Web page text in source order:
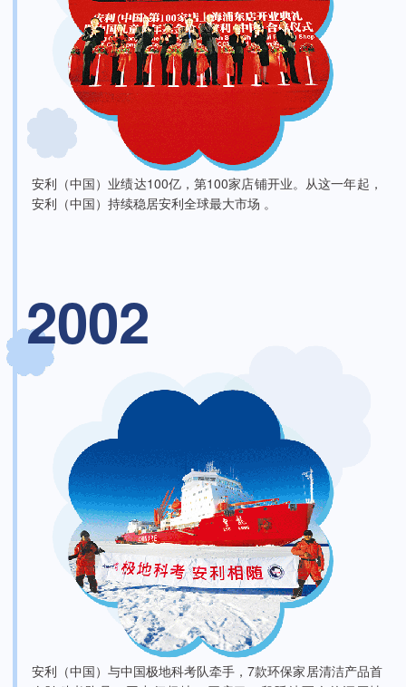
安利（中国）业绩达100亿，第100家店铺开业。从这一年起，
安利（中国）持续稳居安利全球最大市场 。
2002
安利（中国）与中国极地科考队牵手，7款环保家居清洁产品首